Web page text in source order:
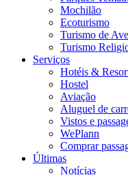
Mochilão
Ecoturismo
Turismo de
Turismo
Serviços
Hotéis &
Hostel
Aviação
Aluguel de
Vistos e
WePlann
Comprar
Últimas
Notícias